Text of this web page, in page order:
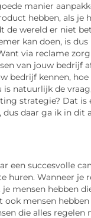
manier
hebben, als je
de wereld er niet
kan doen, is
via reclame
van jouw bedrijf
bedrijf kennen,
is natuurlijk de
strategie? Dat is
dus daar ga ik in dit
een succesvolle
huren. Wanneer je
mensen hebben
ook mensen
die alles regelen